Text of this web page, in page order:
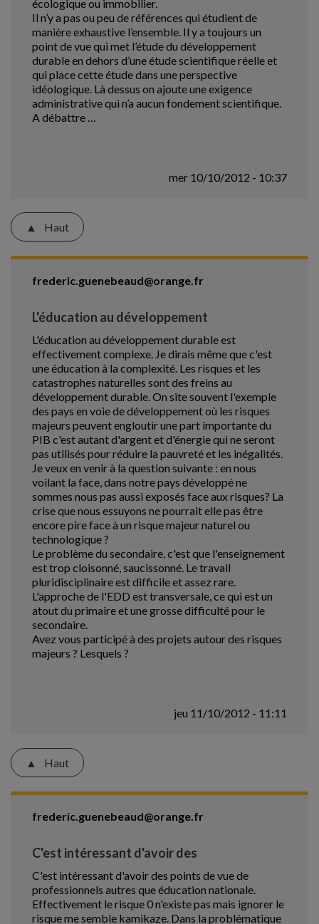
écologique ou immobilier.
Il n’y a pas ou peu de références qui étudient de
manière exhaustive l’ensemble. Il y a toujours un
point de vue qui met l’étude du développement
durable en dehors d’une étude scientifique réelle et
qui place cette étude dans une perspective
idéologique. Là dessus on ajoute une exigence
administrative qui n’a aucun fondement scientifique.
A débattre …
mer 10/10/2012 - 10:37
Haut
frederic.guenebeaud@orange.fr
L'éducation au développement
L'éducation au développement durable est
effectivement complexe. Je dirais même que c'est
une éducation à la complexité. Les risques et les
catastrophes naturelles sont des freins au
développement durable. On site souvent l'exemple
des pays en voie de développement où les risques
majeurs peuvent engloutir une part importante du
PIB c'est autant d'argent et d'énergie qui ne seront
pas utilisés pour réduire la pauvreté et les inégalités.
Je veux en venir à la question suivante : en nous
voilant la face, dans notre pays développé ne
sommes nous pas aussi exposés face aux risques? La
crise que nous essuyons ne pourrait elle pas être
encore pire face à un risque majeur naturel ou
technologique ?
Le problème du secondaire, c'est que l'enseignement
est trop cloisonné, saucissonné. Le travail
pluridisciplinaire est difficile et assez rare.
L'approche de l'EDD est transversale, ce qui est un
atout du primaire et une grosse difficulté pour le
secondaire.
Avez vous participé à des projets autour des risques
majeurs ? Lesquels ?
jeu 11/10/2012 - 11:11
Haut
frederic.guenebeaud@orange.fr
C'est intéressant d'avoir des
C'est intéressant d'avoir des points de vue de
professionnels autres que éducation nationale.
Effectivement le risque 0 n'existe pas mais ignorer le
risque me semble kamikaze. Dans la problématique